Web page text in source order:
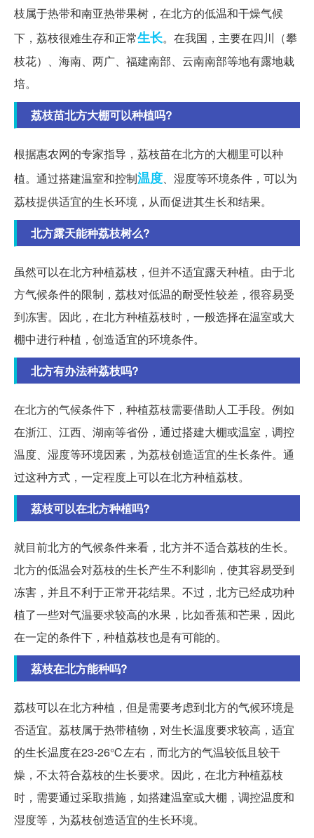
枝属于热带和南亚热带果树，在北方的低温和干燥气候
下，荔枝很难生存和正常生长。在我国，主要在四川（攀
枝花）、海南、两广、福建南部、云南南部等地有露地栽
培。
荔枝苗北方大棚可以种植吗?
根据惠农网的专家指导，荔枝苗在北方的大棚里可以种
植。通过搭建温室和控制温度、湿度等环境条件，可以为
荔枝提供适宜的生长环境，从而促进其生长和结果。
北方露天能种荔枝树么?
虽然可以在北方种植荔枝，但并不适宜露天种植。由于北
方气候条件的限制，荔枝对低温的耐受性较差，很容易受
到冻害。因此，在北方种植荔枝时，一般选择在温室或大
棚中进行种植，创造适宜的环境条件。
北方有办法种荔枝吗?
在北方的气候条件下，种植荔枝需要借助人工手段。例如
在浙江、江西、湖南等省份，通过搭建大棚或温室，调控
温度、湿度等环境因素，为荔枝创造适宜的生长条件。通
过这种方式，一定程度上可以在北方种植荔枝。
荔枝可以在北方种植吗?
就目前北方的气候条件来看，北方并不适合荔枝的生长。
北方的低温会对荔枝的生长产生不利影响，使其容易受到
冻害，并且不利于正常开花结果。不过，北方已经成功种
植了一些对气温要求较高的水果，比如香蕉和芒果，因此
在一定的条件下，种植荔枝也是有可能的。
荔枝在北方能种吗?
荔枝可以在北方种植，但是需要考虑到北方的气候环境是
否适宜。荔枝属于热带植物，对生长温度要求较高，适宜
的生长温度在23-26℃左右，而北方的气温较低且较干
燥，不太符合荔枝的生长要求。因此，在北方种植荔枝
时，需要通过采取措施，如搭建温室或大棚，调控温度和
湿度等，为荔枝创造适宜的生长环境。